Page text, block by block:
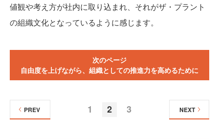
値観や考え方が社内に取り込まれ、それがザ・プラント
の組織文化となっているように感じます。
次のページ
自由度を上げながら、組織としての推進力を高めるために
1 2 3
PREV NEXT